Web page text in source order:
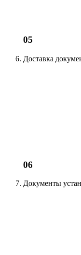
05
Доставка
06
Документы